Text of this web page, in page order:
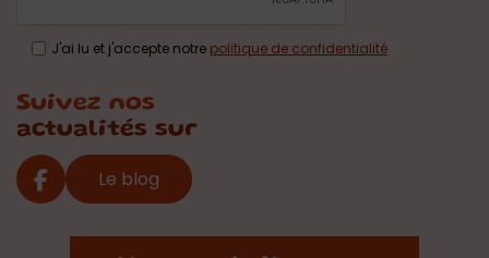
J'ai lu et j'accepte notre politique de confidentialité
Suivez nos
actualités sur
Le blog